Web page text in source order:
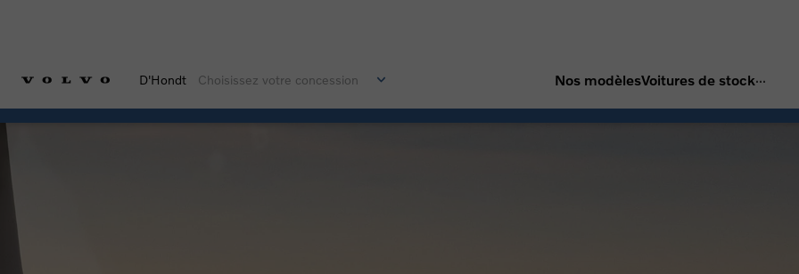
D'Hondt Choisissez votre concession Nos modèlesVoitures de stock